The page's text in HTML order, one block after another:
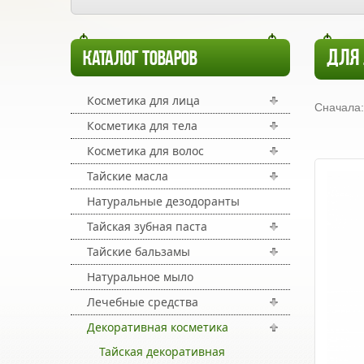
КАТАЛОГ ТОВАРОВ
Косметика для лица
Косметика для тела
Косметика для волос
Тайские масла
Натуральные дезодоранты
Тайская зубная паста
Тайские бальзамы
Натуральное мыло
Лечебные средства
Декоративная косметика
Тайская декоративная
ДЛЯ
Сначала: